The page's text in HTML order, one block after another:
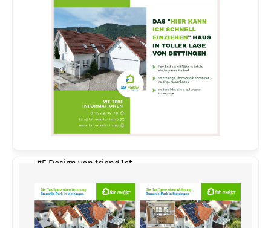
#5 Design von friend1st